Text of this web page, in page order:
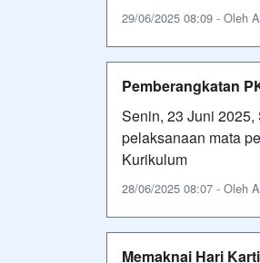
29/06/2025 08:09 - Oleh
Pemberangkatan
Senin, 23 Juni
pelaksanaan mata
Kurikulum
28/06/2025 08:07 - Oleh
Memaknai Hari